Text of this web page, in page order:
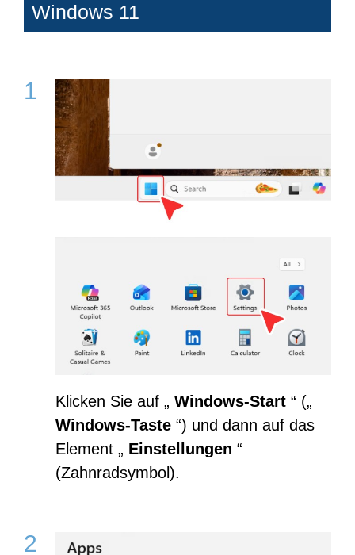
Windows 11
Klicken Sie auf „ Windows-Start “ („
Windows-Taste “) und dann auf das
Element „ Einstellungen “
(Zahnradsymbol).